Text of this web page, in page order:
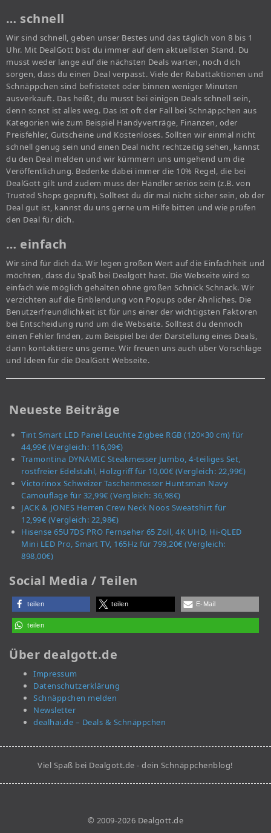
… schnell
Wir sind schnell, geben unser Bestes und das täglich von 8 bis 1
Uhr. Mit DealGott bist du immer auf dem aktuellsten Stand. Du
musst weder lange auf die nächsten Deals warten, noch dich
sorgen, dass du einen Deal verpasst. Viele der Rabattaktionen und
Schnäppchen sind befristetet oder binnen weniger Minuten
ausverkauft. Das heißt, du musst bei einigen Deals schnell sein,
denn sonst ist alles weg. Das ist oft der Fall bei Schnäppchen aus
Kategorien wie zum Beispiel Handyverträge, Finanzen, oder
Preisfehler, Gutscheine und Kostenloses. Sollten wir einmal nicht
schnell genug sein und einen Deal nicht rechtzeitig sehen, kannst
du den Deal melden und wir kümmern uns umgehend um die
Veröffentlichung. Bedenke dabei immer die 10% Regel, die bei
DealGott gilt und zudem muss der Händler seriös sein (z.B. von
Trusted Shops geprüft). Solltest du dir mal nicht sicher sein, ob der
Deal gut ist, kannst du uns gerne um Hilfe bitten und wie prüfen
den Deal für dich.
… einfach
Wir sind für dich da. Wir legen großen Wert auf die Einfachheit und
möchten, dass du Spaß bei Dealgott hast. Die Webseite wird so
einfach wie möglich gehalten ohne großen Schnick Schnack. Wir
verzichten auf die Einblendung von Popups oder Ähnliches. Die
Benutzerfreundlichkeit ist für uns einer der wichtigsten Faktoren
bei Entscheidung rund um die Webseite. Solltest du dennoch
einen Fehler finden, zum Beispiel bei der Darstellung eines Deals,
dann kontaktiere uns gerne. Wir freuen uns auch über Vorschläge
und Ideen für die DealGott Webseite.
Neueste Beiträge
Tint Smart LED Panel Leuchte Zigbee RGB (120×30 cm) für
44,99€ (Vergleich: 116,09€)
Tramontina DYNAMIC Steakmesser Jumbo, 4-teiliges Set,
rostfreier Edelstahl, Holzgriff für 10,00€ (Vergleich: 22,99€)
Victorinox Schweizer Taschenmesser Huntsman Navy
Camouflage für 32,99€ (Vergleich: 36,98€)
JACK & JONES Herren Crew Neck Noos Sweatshirt für
12,99€ (Vergleich: 22,98€)
Hisense 65U7DS PRO Fernseher 65 Zoll, 4K UHD, Hi-QLED
Mini LED Pro, Smart TV, 165Hz für 799,20€ (Vergleich:
898,00€)
Social Media / Teilen
teilen teilen E-Mail
teilen
Über dealgott.de
Impressum
Datenschutzerklärung
Schnäppchen melden
Newsletter
dealhai.de – Deals & Schnäppchen
Viel Spaß bei Dealgott.de - dein Schnäppchenblog!
© 2009-2026 Dealgott.de